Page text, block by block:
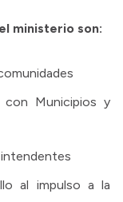
ministerio son:
con Municipios y
intendentes
al impulso a la